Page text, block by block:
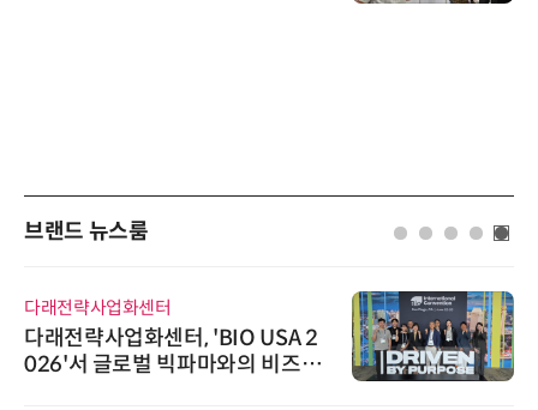
브랜드 뉴스룸
다래전략사업화센터
다래전략사업화센터, 'BIO USA 2
026'서 글로벌 빅파마와의 비즈니